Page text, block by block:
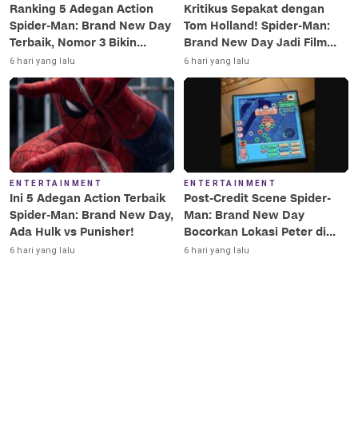
Ranking 5 Adegan Action
Spider-Man: Brand New Day
Terbaik, Nomor 3 Bikin
Terkesima!
6 hari yang lalu
Kritikus Sepakat dengan
Tom Holland! Spider-Man:
Brand New Day Jadi Film
Terbaik Era MCU
6 hari yang lalu
ENTERTAINMENT
Ini 5 Adegan Action Terbaik
Spider-Man: Brand New Day,
Ada Hulk vs Punisher!
6 hari yang lalu
ENTERTAINMENT
Post-Credit Scene Spider-
Man: Brand New Day
Bocorkan Lokasi Peter di
Luar Angkasa!
6 hari yang lalu